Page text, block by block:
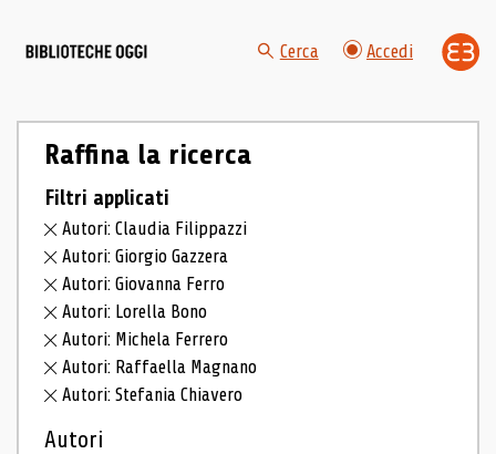
Cerca Accedi
Raffina la ricerca
Filtri applicati
Autori: Claudia Filippazzi
Autori: Giorgio Gazzera
Autori: Giovanna Ferro
Autori: Lorella Bono
Autori: Michela Ferrero
Autori: Raffaella Magnano
Autori: Stefania Chiavero
Autori